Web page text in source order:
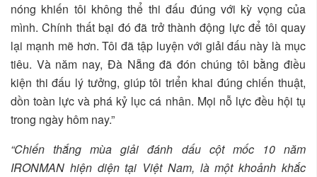
nóng khiến tôi không thể thi đấu đúng với kỳ vọng của
mình. Chính thất bại đó đã trở thành động lực để tôi quay
lại mạnh mẽ hơn. Tôi đã tập luyện với giải đấu này là mục
tiêu. Và năm nay, Đà Nẵng đã đón chúng tôi bằng điều
kiện thi đấu lý tưởng, giúp tôi triển khai đúng chiến thuật,
dồn toàn lực và phá kỷ lục cá nhân. Mọi nỗ lực đều hội tụ
trong ngày hôm nay.”
“Chiến thắng mùa giải đánh dấu cột mốc 10 năm
IRONMAN hiện diện tại Việt Nam, là một khoảnh khắc